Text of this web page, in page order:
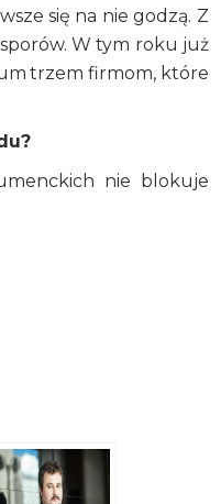
się na nie godzą. Z
W tym roku już
trzem firmom, które
nie blokuje